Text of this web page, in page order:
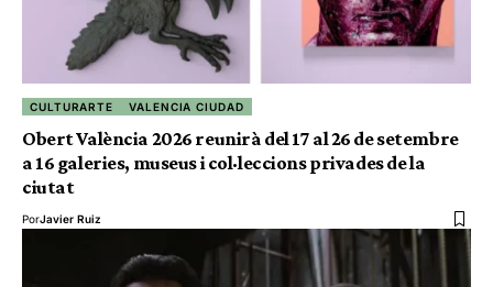
CULTURARTE VALENCIA CIUDAD
Obert València 2026 reunirà del 17 al 26 de setembre
a 16 galeries, museus i col·leccions privades de la
ciutat
PorJavier Ruiz